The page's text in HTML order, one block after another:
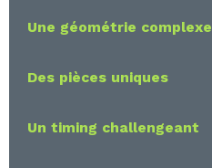
Une géométrie complexe
Des pièces uniques
Un timing challengeant